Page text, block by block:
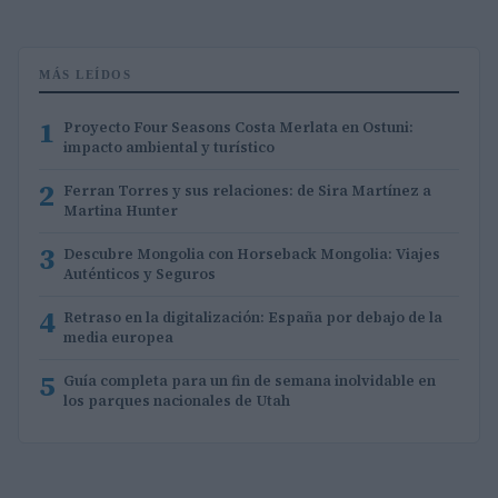
MÁS LEÍDOS
1 Proyecto Four Seasons Costa Merlata en Ostuni:
impacto ambiental y turístico
2 Ferran Torres y sus relaciones: de Sira Martínez a
Martina Hunter
3 Descubre Mongolia con Horseback Mongolia: Viajes
Auténticos y Seguros
4 Retraso en la digitalización: España por debajo de la
media europea
5 Guía completa para un fin de semana inolvidable en
los parques nacionales de Utah